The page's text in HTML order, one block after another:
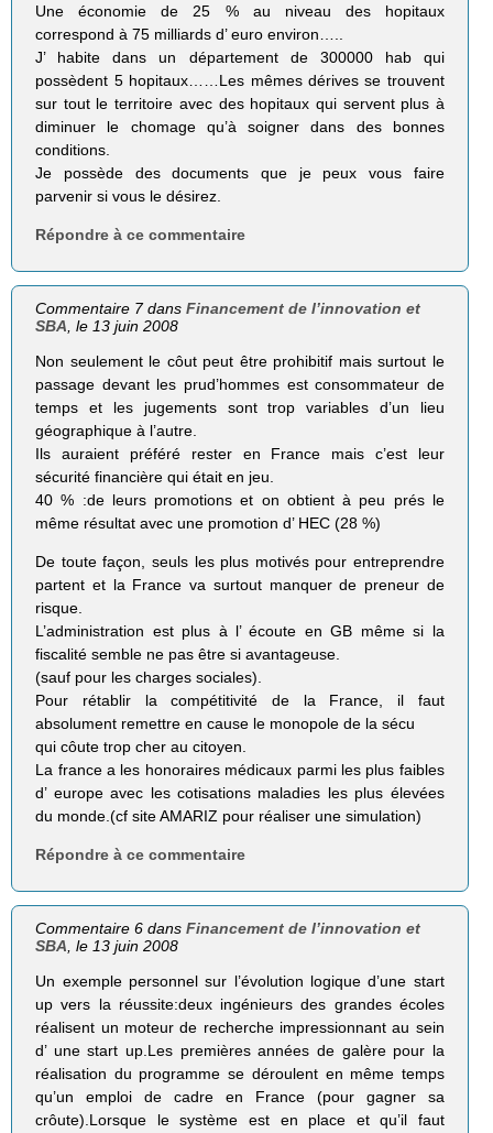
Une économie de 25 % au niveau des hopitaux
correspond à 75 milliards d’ euro environ…..
J’ habite dans un département de 300000 hab qui
possèdent 5 hopitaux……Les mêmes dérives se trouvent
sur tout le territoire avec des hopitaux qui servent plus à
diminuer le chomage qu’à soigner dans des bonnes
conditions.
Je possède des documents que je peux vous faire
parvenir si vous le désirez.
Répondre à ce commentaire
Commentaire 7 dansFinancement de l’innovation et
SBA , le 13 juin 2008
Non seulement le côut peut être prohibitif mais surtout le
passage devant les prud’hommes est consommateur de
temps et les jugements sont trop variables d’un lieu
géographique à l’autre.
Ils auraient préféré rester en France mais c’est leur
sécurité financière qui était en jeu.
40 % :de leurs promotions et on obtient à peu prés le
même résultat avec une promotion d’ HEC (28 %)
De toute façon, seuls les plus motivés pour entreprendre
partent et la France va surtout manquer de preneur de
risque.
L’administration est plus à l’ écoute en GB même si la
fiscalité semble ne pas être si avantageuse.
(sauf pour les charges sociales).
Pour rétablir la compétitivité de la France, il faut
absolument remettre en cause le monopole de la sécu
qui côute trop cher au citoyen.
La france a les honoraires médicaux parmi les plus faibles
d’ europe avec les cotisations maladies les plus élevées
du monde.(cf site AMARIZ pour réaliser une simulation)
Répondre à ce commentaire
Commentaire 6 dansFinancement de l’innovation et
SBA, le 13 juin 2008
Un exemple personnel sur l’évolution logique d’une start
up vers la réussite:deux ingénieurs des grandes écoles
réalisent un moteur de recherche impressionnant au sein
d’ une start up.Les premières années de galère pour la
réalisation du programme se déroulent en même temps
qu’un emploi de cadre en France (pour gagner sa
crôute).Lorsque le système est en place et qu’il faut